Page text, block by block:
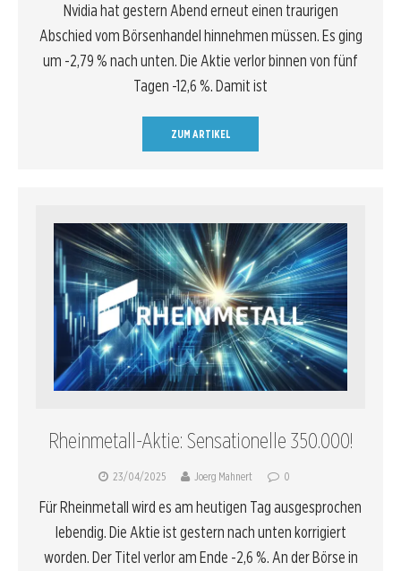
Nvidia hat gestern Abend erneut einen traurigen
Abschied vom Börsenhandel hinnehmen müssen. Es ging
um -2,79 % nach unten. Die Aktie verlor binnen von fünf
Tagen -12,6 %. Damit ist
ZUM ARTIKEL
Rheinmetall-Aktie: Sensationelle 350.000!
23/04/2025 Joerg Mahnert 0
Für Rheinmetall wird es am heutigen Tag ausgesprochen
lebendig. Die Aktie ist gestern nach unten korrigiert
worden. Der Titel verlor am Ende -2,6 %. An der Börse in